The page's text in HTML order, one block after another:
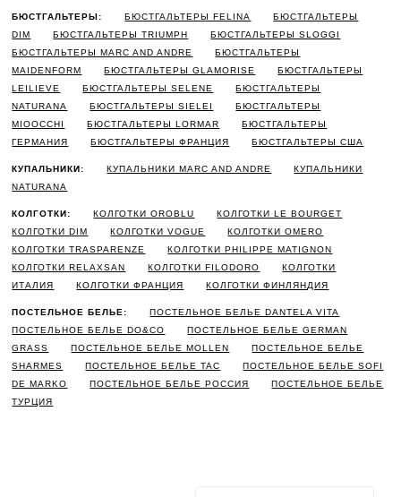
БЮСТГАЛЬТЕРЫ: БЮСТГАЛЬТЕРЫ FELINA
БЮСТГАЛЬТЕРЫ
DIM
БЮСТГАЛЬТЕРЫ TRIUMPH
БЮСТГАЛЬТЕРЫ SLOGGI
БЮСТГАЛЬТЕРЫ MARC AND ANDRE
БЮСТГАЛЬТЕРЫ
MAIDENFORM
БЮСТГАЛЬТЕРЫ GLAMORISE
БЮСТГАЛЬТЕРЫ
LEILIEVE
БЮСТГАЛЬТЕРЫ SELENE
БЮСТГАЛЬТЕРЫ
NATURANA
БЮСТГАЛЬТЕРЫ SIELEI
БЮСТГАЛЬТЕРЫ
MIOOCCHI
БЮСТГАЛЬТЕРЫ LORMAR
БЮСТГАЛЬТЕРЫ
ГЕРМАНИЯ
БЮСТГАЛЬТЕРЫ ФРАНЦИЯ БЮСТГАЛЬТЕРЫ США
КУПАЛЬНИКИ: КУПАЛЬНИКИ MARC AND ANDRE
КУПАЛЬНИКИ
NATURANA
КОЛГОТКИ: КОЛГОТКИ OROBLU
КОЛГОТКИ LE BOURGET
КОЛГОТКИ DIM
КОЛГОТКИ VOGUE
КОЛГОТКИ OMERO
КОЛГОТКИ TRASPARENZE
КОЛГОТКИ PHILIPPE MATIGNON
КОЛГОТКИ RELAXSAN
КОЛГОТКИ FILODORO
КОЛГОТКИ
ИТАЛИЯ
КОЛГОТКИ ФРАНЦИЯ КОЛГОТКИ ФИНЛЯНДИЯ
ПОСТЕЛЬНОЕ БЕЛЬЕ:
ПОСТЕЛЬНОЕ БЕЛЬЕ DANTELA VITA
ПОСТЕЛЬНОЕ БЕЛЬЕ DO&CO
ПОСТЕЛЬНОЕ БЕЛЬЕ GERMAN
GRASS
ПОСТЕЛЬНОЕ БЕЛЬЕ MOLLEN
ПОСТЕЛЬНОЕ БЕЛЬЕ
SHARMES
ПОСТЕЛЬНОЕ БЕЛЬЕ TAC
ПОСТЕЛЬНОЕ БЕЛЬЕ SOFI
DE MARKO
ПОСТЕЛЬНОЕ БЕЛЬЕ РОССИЯ
ПОСТЕЛЬНОЕ БЕЛЬЕ
ТУРЦИЯ